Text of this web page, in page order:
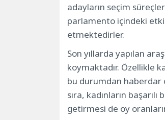
adayların seçim
parlamento içindeki
etmektedirler.
Son yıllarda yapılan
koymaktadır. Özellikle
bu durumdan haberdar
sıra, kadınların
getirmesi de oy